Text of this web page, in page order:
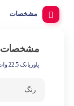
مشخصات
مشخصات
پاوربانک 22.5 وات مک دودو مدل MC-423 ظرفیت 20000 میلی آمپر ساعت
رنگ